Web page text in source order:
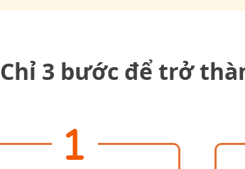
Chỉ 3 bước để trở